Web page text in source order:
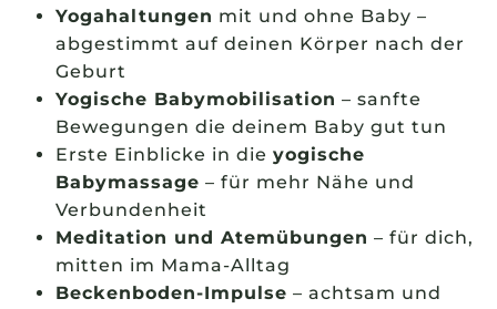
Yogahaltungen mit und ohne Baby –
abgestimmt auf deinen Körper nach der
Geburt
Yogische Babymobilisation – sanfte
Bewegungen die deinem Baby gut tun
Erste Einblicke in die yogische
Babymassage – für mehr Nähe und
Verbundenheit
Meditation und Atemübungen – für dich,
mitten im Mama-Alltag
Beckenboden-Impulse – achtsam und